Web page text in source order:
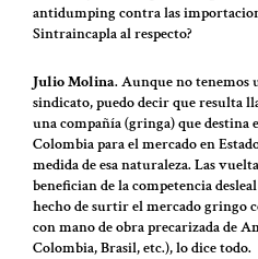
antidumping contra las
Sintraincapla al respecto?
Julio Molina. Aunque no tenemos
sindicato, puedo decir que resulta
una compañía (gringa) que destina
Colombia para el mercado en
medida de esa naturaleza. Las
benefician de la competencia
hecho de surtir el mercado gringo
con mano de obra precarizada de
Colombia, Brasil, etc.), lo dice todo.